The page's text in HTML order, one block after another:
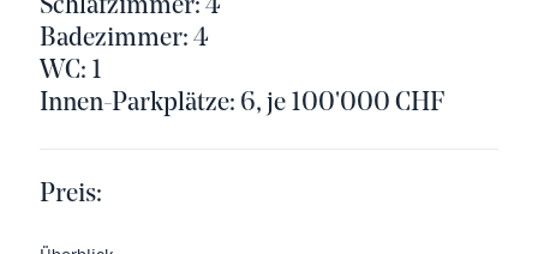
Schlafzimmer: 4
Badezimmer: 4
WC: 1
Innen-Parkplätze: 6, je 100'000 CHF
Preis: